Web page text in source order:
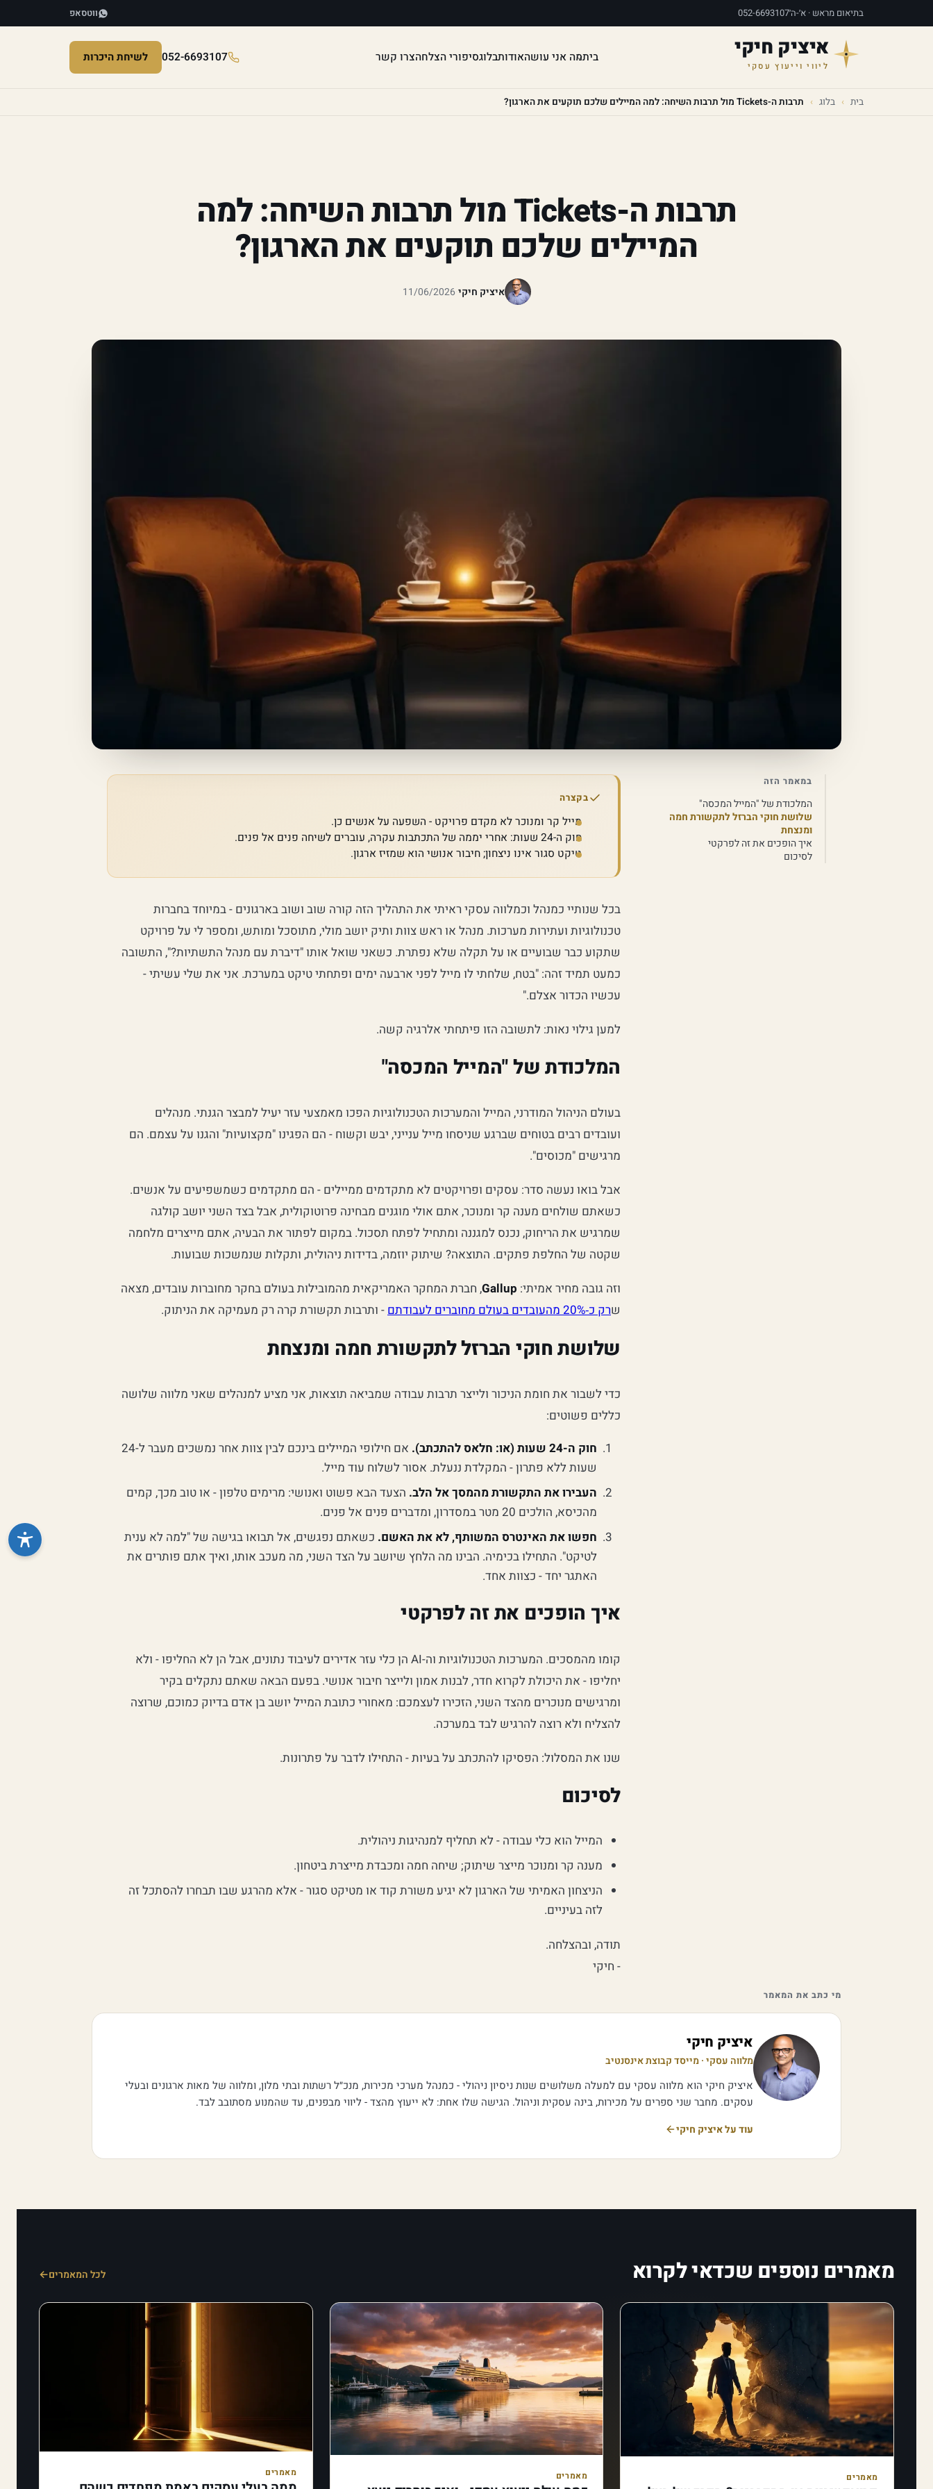
בתיאום מראש · א׳-ה׳052-6693107 ווטסאפ
איציק חיקי
ליווי וייעוץ עסקי
ביתמה אני עושהאודותבלוגסיפורי הצלחהצרו קשר 052-6693107 לשיחת היכרות
בית › בלוג › תרבות ה-Tickets מול תרבות השיחה: למה המיילים שלכם תוקעים את הארגון?
תרבות ה-Tickets מול תרבות השיחה: למה
המיילים שלכם תוקעים את הארגון?
איציק חיקי·
11/06/2026
במאמר הזה
המלכודת של "המייל המכסה"
שלושת חוקי הברזל לתקשורת חמה
ומנצחת
איך הופכים את זה לפרקטי
לסיכום
בקצרה
מייל קר ומנוכר לא מקדם פרויקט - השפעה על אנשים כן.
חוק ה-24 שעות: אחרי יממה של התכתבות עקרה, עוברים לשיחה פנים אל פנים.
טיקט סגור אינו ניצחון; חיבור אנושי הוא שמזיז ארגון.
בכל שנותיי כמנהל וכמלווה עסקי ראיתי את התהליך הזה קורה שוב ושוב בארגונים - במיוחד בחברות
טכנולוגיות ועתירות מערכות. מנהל או ראש צוות ותיק יושב מולי, מתוסכל ומותש, ומספר לי על פרויקט
שתקוע כבר שבועיים או על תקלה שלא נפתרת. כשאני שואל אותו "דיברת עם מנהל התשתיות?", התשובה
כמעט תמיד זהה: "בטח, שלחתי לו מייל לפני ארבעה ימים ופתחתי טיקט במערכת. אני את שלי עשיתי -
עכשיו הכדור אצלם."
למען גילוי נאות: לתשובה הזו פיתחתי אלרגיה קשה.
המלכודת של "המייל המכסה"
בעולם הניהול המודרני, המייל והמערכות הטכנולוגיות הפכו מאמצעי עזר יעיל למבצר הגנתי. מנהלים
ועובדים רבים בטוחים שברגע שניסחו מייל ענייני, יבש וקשוח - הם הפגינו "מקצועיות" והגנו על עצמם. הם
מרגישים "מכוסים".
אבל בואו נעשה סדר: עסקים ופרויקטים לא מתקדמים ממיילים - הם מתקדמים כשמשפיעים על אנשים.
כשאתם שולחים מענה קר ומנוכר, אתם אולי מוגנים מבחינה פרוטוקולית, אבל בצד השני יושב קולגה
שמרגיש את הריחוק, נכנס למגננה ומתחיל לפתח תסכול. במקום לפתור את הבעיה, אתם מייצרים מלחמה
שקטה של החלפת פתקים. התוצאה? שיתוק יוזמה, בדידות ניהולית, ותקלות שנמשכות שבועות.
וזה גובה מחיר אמיתי: Gallup, חברת המחקר האמריקאית מהמובילות בעולם בחקר מחוברות עובדים, מצאה
שרק כ‑20% מהעובדים בעולם מחוברים לעבודתם - ותרבות תקשורת קרה רק מעמיקה את הניתוק.
שלושת חוקי הברזל לתקשורת חמה ומנצחת
כדי לשבור את חומת הניכור ולייצר תרבות עבודה שמביאה תוצאות, אני מציע למנהלים שאני מלווה שלושה
כללים פשוטים:
חוק ה-24 שעות (או: חלאס להתכתב).
אם חילופי המיילים בינכם לבין צוות אחר נמשכים מעבר ל-24
שעות ללא פתרון - המקלדת ננעלת. אסור לשלוח עוד מייל.
העבירו את התקשורת מהמסך אל הלב. הצעד הבא פשוט ואנושי: מרימים טלפון - או טוב מכך, קמים
מהכיסא, הולכים 20 מטר במסדרון, ומדברים פנים אל פנים.
חפשו את האינטרס המשותף, לא את האשם. כשאתם נפגשים, אל תבואו בגישה של "למה לא ענית
לטיקט". התחילו בכימיה. הבינו מה הלחץ שיושב על הצד השני, מה מעכב אותו, ואיך אתם פותרים את
האתגר יחד - כצוות אחד.
איך הופכים את זה לפרקטי
קומו מהמסכים. המערכות הטכנולוגיות וה-AI הן כלי עזר אדירים לעיבוד נתונים, אבל הן לא החליפו - ולא
יחליפו - את היכולת לקרוא חדר, לבנות אמון ולייצר חיבור אנושי. בפעם הבאה שאתם נתקלים בקיר
ומרגישים מנוכרים מהצד השני, הזכירו לעצמכם: מאחורי כתובת המייל יושב בן אדם בדיוק כמוכם, שרוצה
להצליח ולא רוצה להרגיש לבד במערכה.
שנו את המסלול: הפסיקו להתכתב על בעיות - התחילו לדבר על פתרונות.
לסיכום
המייל הוא כלי עבודה - לא תחליף למנהיגות ניהולית.
מענה קר ומנוכר מייצר שיתוק; שיחה חמה ומכבדת מייצרת ביטחון.
הניצחון האמיתי של הארגון לא יגיע משורת קוד או מטיקט סגור - אלא מהרגע שבו תבחרו להסתכל זה
לזה בעיניים.
תודה, ובהצלחה.
- חיקי
מי כתב את המאמר
איציק חיקי
מלווה עסקי · מייסד קבוצת אינסנטיב
איציק חיקי הוא מלווה עסקי עם למעלה משלושים שנות ניסיון ניהולי - כמנהל מערכי מכירות, מנכ״ל רשתות ובתי מלון, ומלווה של מאות ארגונים ובעלי
עסקים. מחבר שני ספרים על מכירות, בינה עסקית וניהול. הגישה שלו אחת: לא ייעוץ מהצד - ליווי מבפנים, עד שהמנוע מסתובב לבד.
עוד על איציק חיקי
מאמרים נוספים שכדאי לקרוא לכל המאמרים
מאמרים מאמרים מאמרים